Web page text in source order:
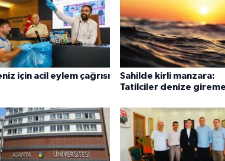
için acil eylem çağrısı
Sahilde kirli manzara:
Tatilciler denize